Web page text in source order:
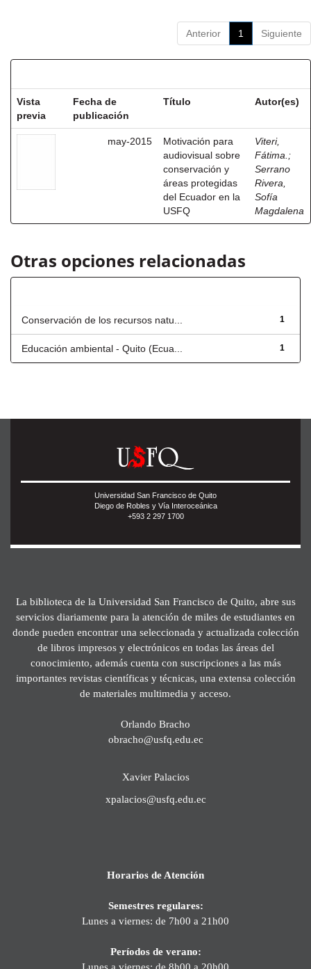
Anterior 1 Siguiente
Vista
previa
Fecha de
publicación
Título Autor(es)
may-2015
Motivación para
audiovisual sobre
conservación y
áreas protegidas
del Ecuador en la
USFQ
Viteri,
Fátima. ;
Serrano
Rivera,
Sofía
Magdalena
Otras opciones relacionadas
1
Conservación de los recursos natu...
1
Educación ambiental - Quito (Ecua...
Universidad San Francisco de Quito
Diego de Robles y Vía Interoceánica
+593 2 297 1700
La biblioteca de la Universidad San Francisco de Quito, abre sus
servicios diariamente para la atención de miles de estudiantes en
donde pueden encontrar una seleccionada y actualizada colección
de libros impresos y electrónicos en todas las áreas del
conocimiento, además cuenta con suscripciones a las más
importantes revistas científicas y técnicas, una extensa colección
de materiales multimedia y acceso.
Orlando Bracho
obracho@usfq.edu.ec
Xavier Palacios
xpalacios@usfq.edu.ec
Horarios de Atención
Semestres regulares:
Lunes a viernes: de 7h00 a 21h00
Períodos de verano:
Lunes a viernes: de 8h00 a 20h00